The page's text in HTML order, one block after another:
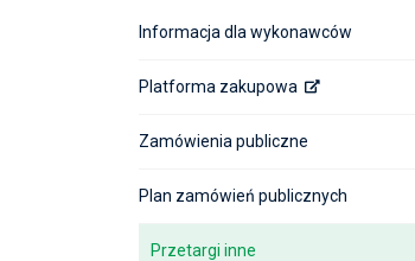
Informacja dla wykonawców
Platforma zakupowa
Zamówienia publiczne
Plan zamówień publicznych
Przetargi inne